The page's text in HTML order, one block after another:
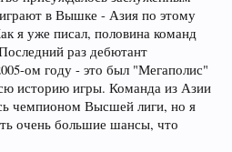
в Вышке - Азия по этому
я уже писал, половина команд
раз дебютант
ом году - это был "Мегаполис"
историю игры. Команда из Азии
чемпионом Высшей лиги, но я
очень большие шансы, что